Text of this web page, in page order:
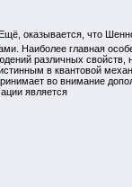
оказывается, что
Наиболее главная
различных свойств,
в квантовой
во внимание
является